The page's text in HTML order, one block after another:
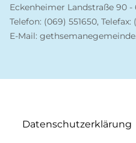
Eckenheimer Landstraße 90
Telefon: (069) 551650, Telefax:
E-Mail:
Datenschutzerklärung